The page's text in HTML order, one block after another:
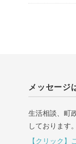
メッセージ
生活相談、町
しております。
【クリック】